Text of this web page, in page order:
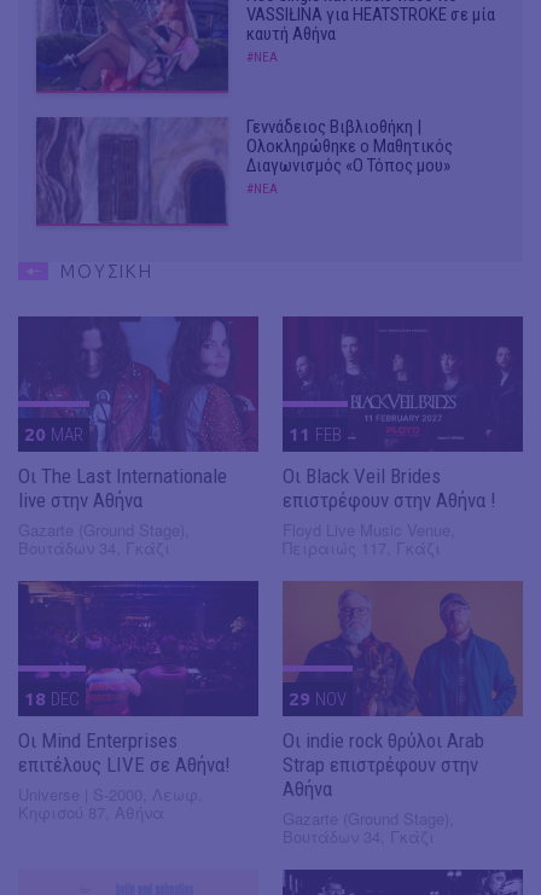
VASSIŁINA για HEATSTROKE σε μία
καυτή Αθήνα
#ΝΕΑ
Γεννάδειος Βιβλιοθήκη |
Ολοκληρώθηκε ο Μαθητικός
Διαγωνισμός «Ο Τόπος μου»
#ΝΕΑ
ΜΟΥΣΙΚΗ
20 MAR
Οι The Last Internationale
live στην Αθήνα
11 FEB
Οι Black Veil Brides
επιστρέφουν στην Αθήνα !
18 DEC
Οι Mind Enterprises
επιτέλους LIVE σε Αθήνα!
29 NOV
Οι indie rock θρύλοι Arab
Strap επιστρέφουν στην
Αθήνα